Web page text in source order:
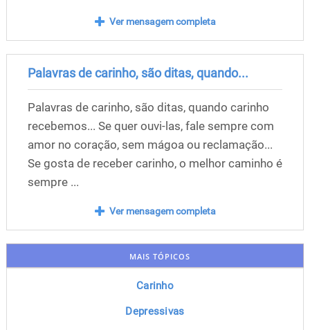
Ver mensagem completa
Palavras de carinho, são ditas, quando...
Palavras de carinho, são ditas, quando carinho
recebemos... Se quer ouvi-las, fale sempre com
amor no coração, sem mágoa ou reclamação...
Se gosta de receber carinho, o melhor caminho é
sempre ...
Ver mensagem completa
MAIS TÓPICOS
Carinho
Depressivas